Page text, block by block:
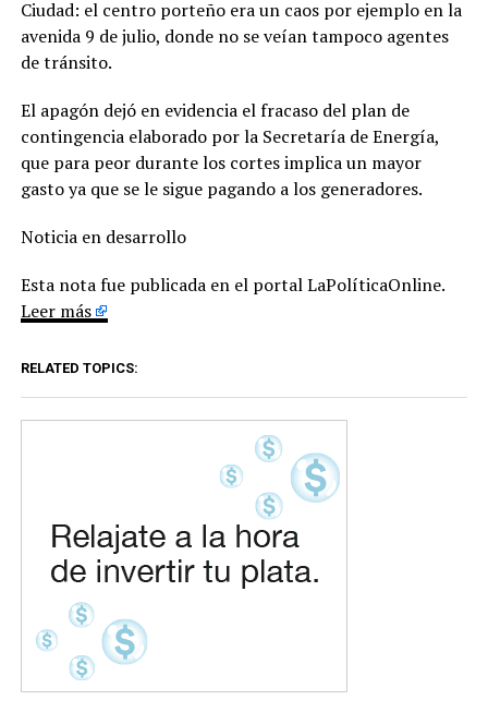
Ciudad: el centro porteño era un caos por ejemplo en la
avenida 9 de julio, donde no se veían tampoco agentes
de tránsito.
El apagón dejó en evidencia el fracaso del plan de
contingencia elaborado por la Secretaría de Energía,
que para peor durante los cortes implica un mayor
gasto ya que se le sigue pagando a los generadores.
Noticia en desarrollo
Esta nota fue publicada en el portal LaPolíticaOnline.
Leer más
RELATED TOPICS: